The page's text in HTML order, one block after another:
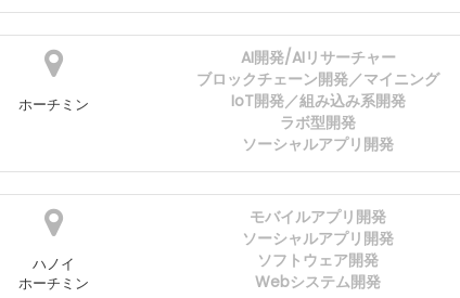
ホーチミン
AI開発/AIリサーチャー
ブロックチェーン開発／マイニング
IoT開発／組み込み系開発
ラボ型開発
ソーシャルアプリ開発
ハノイ
ホーチミン
モバイルアプリ開発
ソーシャルアプリ開発
ソフトウェア開発
Webシステム開発